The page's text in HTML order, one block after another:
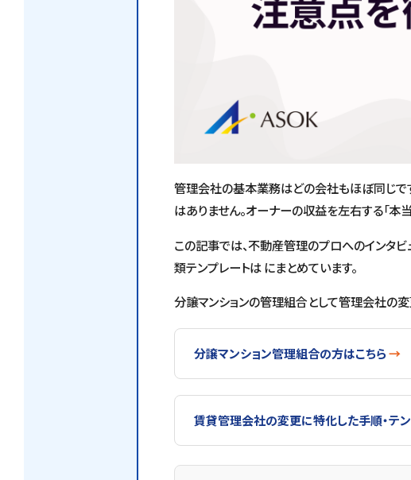
管理会社の基本業務はどの会社もほぼ同じで
はありません。オーナーの収益を左右する「本
この記事では、不動産管理のプロへのインタ
類テンプレートは にまとめています。
分譲マンションの管理組合として管理会社の
分譲マンション管理組合の方はこちら
賃貸管理会社の変更に特化した手順・テ